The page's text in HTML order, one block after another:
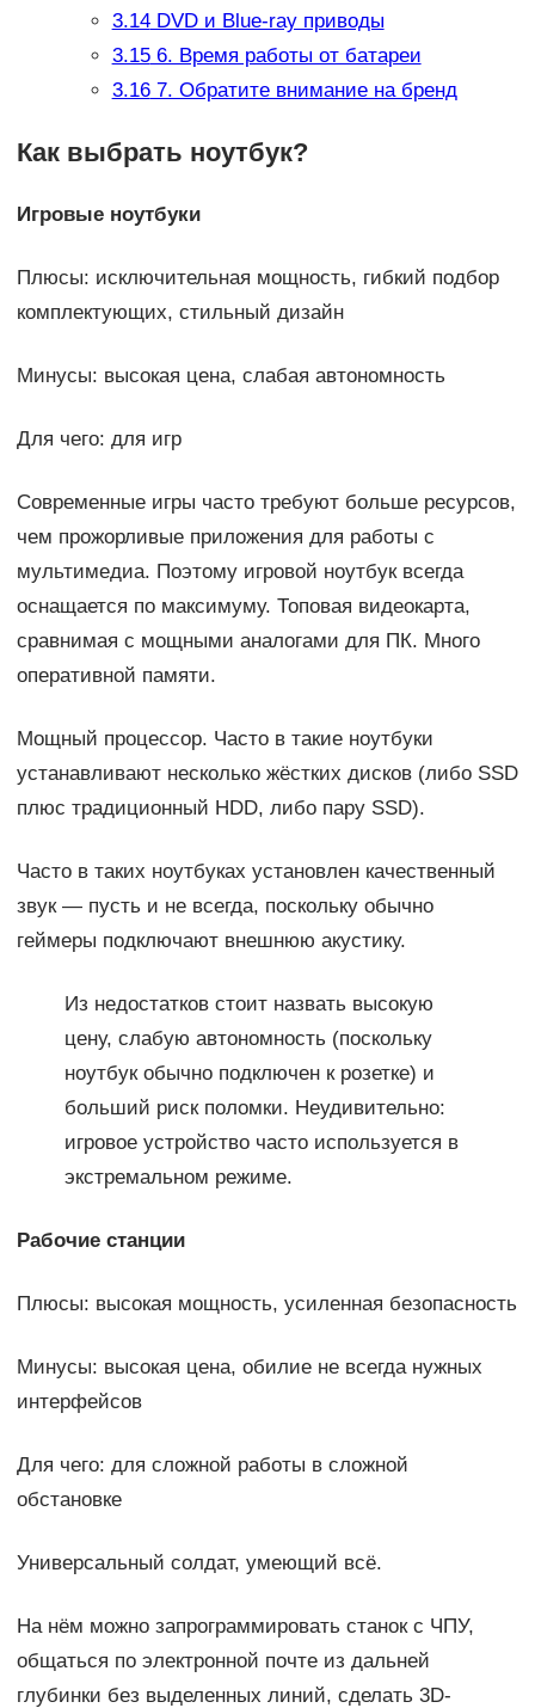
3.14DVD и Blue-ray приводы
3.156. Время работы от батареи
3.167. Обратите внимание на бренд
Как выбрать ноутбук?
Игровые ноутбуки
Плюсы: исключительная мощность, гибкий подбор
комплектующих, стильный дизайн
Минусы: высокая цена, слабая автономность
Для чего: для игр
Современные игры часто требуют больше ресурсов,
чем прожорливые приложения для работы с
мультимедиа. Поэтому игровой ноутбук всегда
оснащается по максимуму. Топовая видеокарта,
сравнимая с мощными аналогами для ПК. Много
оперативной памяти.
Мощный процессор. Часто в такие ноутбуки
устанавливают несколько жёстких дисков (либо SSD
плюс традиционный HDD, либо пару SSD).
Часто в таких ноутбуках установлен качественный
звук — пусть и не всегда, поскольку обычно
геймеры подключают внешнюю акустику.
Из недостатков стоит назвать высокую
цену, слабую автономность (поскольку
ноутбук обычно подключен к розетке) и
больший риск поломки. Неудивительно:
игровое устройство часто используется в
экстремальном режиме.
Рабочие станции
Плюсы: высокая мощность, усиленная безопасность
Минусы: высокая цена, обилие не всегда нужных
интерфейсов
Для чего: для сложной работы в сложной
обстановке
Универсальный солдат, умеющий всё.
На нём можно запрограммировать станок с ЧПУ,
общаться по электронной почте из дальней
глубинки без выделенных линий, сделать 3D-